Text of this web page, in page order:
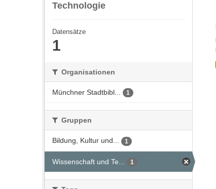
Technologie
Datensätze
1
Organisationen
Münchner Stadtbibl... 1
Gruppen
Bildung, Kultur und... 1
Wissenschaft und Te... 1